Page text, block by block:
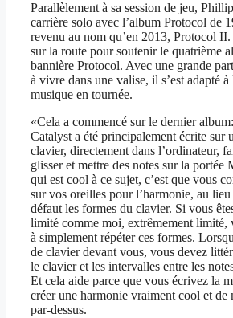
Parallèlement à sa session de jeu,
carrière solo avec l’album Protocol de
revenu au nom qu’en 2013, Protocol
sur la route pour soutenir le quatrième
bannière Protocol. Avec une grande
à vivre dans une valise, il s’est adapté à
musique en tournée.
«Cela a commencé sur le dernier
Catalyst a été principalement écrite sur
clavier, directement dans l’ordinateur,
glisser et mettre des notes sur la
qui est cool à ce sujet, c’est que vous
sur vos oreilles pour l’harmonie, au
défaut les formes du clavier. Si vous
limité comme moi, extrêmement limité,
à simplement répéter ces formes.
de clavier devant vous, vous devez
le clavier et les intervalles entre les
Et cela aide parce que vous écrivez la
créer une harmonie vraiment cool et de
par-dessus.